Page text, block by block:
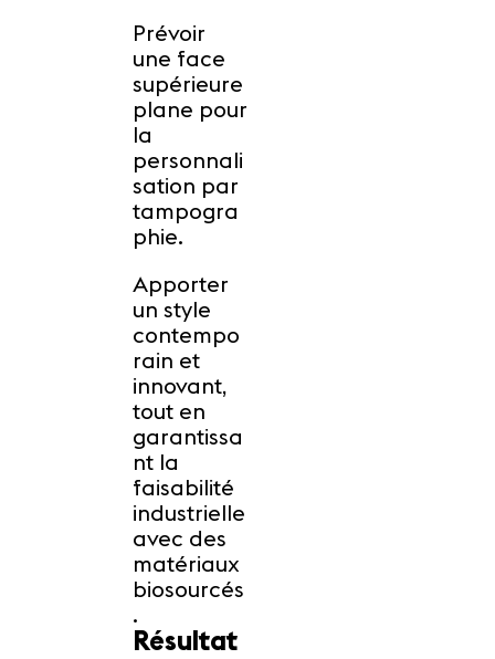
Prévoir
une face
supérieure
plane pour
la
personnali
sation par
tampogra
phie.
Apporter
un style
contempo
rain et
innovant,
tout en
garantissa
nt la
faisabilité
industrielle
avec des
matériaux
biosourcés
.
Résultat